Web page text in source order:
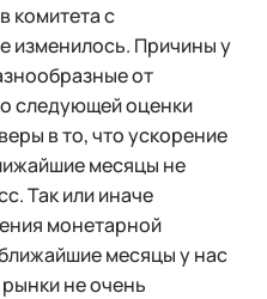
комитета с
изменилось. Причины у
от
следующей оценки
в то, что ускорение
месяцы не
Так или иначе
монетарной
месяцы у нас
не очень